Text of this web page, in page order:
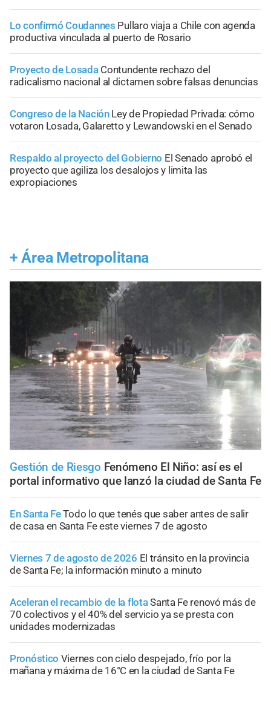
Lo confirmó Coudannes Pullaro viaja a Chile con agenda
productiva vinculada al puerto de Rosario
Proyecto de Losada Contundente rechazo del
radicalismo nacional al dictamen sobre falsas denuncias
Congreso de la Nación Ley de Propiedad Privada: cómo
votaron Losada, Galaretto y Lewandowski en el Senado
Respaldo al proyecto del Gobierno El Senado aprobó el
proyecto que agiliza los desalojos y limita las
expropiaciones
+ Área Metropolitana
Gestión de Riesgo Fenómeno El Niño: así es el
portal informativo que lanzó la ciudad de Santa Fe
En Santa FeTodo lo que tenés que saber antes de salir
de casa en Santa Fe este viernes 7 de agosto
Viernes 7 de agosto de 2026 El tránsito en la provincia
de Santa Fe; la información minuto a minuto
Aceleran el recambio de la flotaSanta Fe renovó más de
70 colectivos y el 40% del servicio ya se presta con
unidades modernizadas
Pronóstico Viernes con cielo despejado, frío por la
mañana y máxima de 16°C en la ciudad de Santa Fe